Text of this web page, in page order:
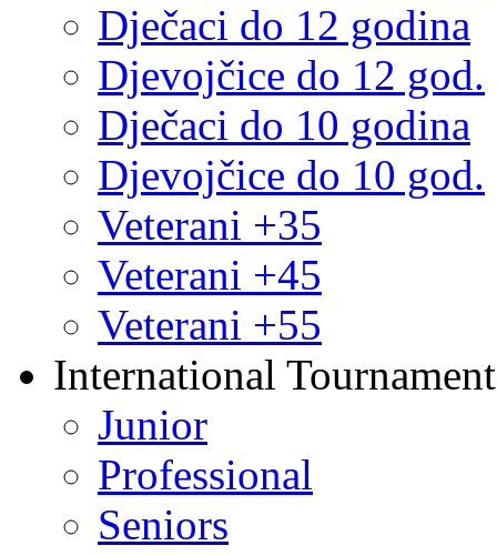
Dječaci do 12 godina
Djevojčice do 12 god.
Dječaci do 10 godina
Djevojčice do 10 god.
Veterani +35
Veterani +45
Veterani +55
International
Junior
Professional
Seniors